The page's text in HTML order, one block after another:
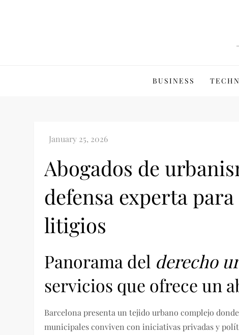
BUSINESS
Abogados de
defensa experta
litigios
Panorama del derecho
servicios que ofrece un
Barcelona presenta un tejido urbano complejo
municipales conviven con iniciativas privadas y